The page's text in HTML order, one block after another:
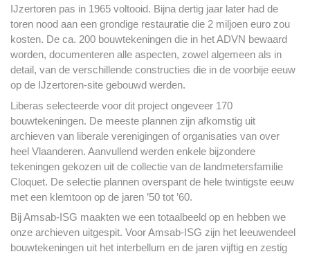
IJzertoren pas in 1965 voltooid. Bijna dertig jaar later had de
toren nood aan een grondige restauratie die 2 miljoen euro zou
kosten. De ca. 200 bouwtekeningen die in het ADVN bewaard
worden, documenteren alle aspecten, zowel algemeen als in
detail, van de verschillende constructies die in de voorbije eeuw
op de IJzertoren-site gebouwd werden.
Liberas selecteerde voor dit project ongeveer 170
bouwtekeningen. De meeste plannen zijn afkomstig uit
archieven van liberale verenigingen of organisaties van over
heel Vlaanderen. Aanvullend werden enkele bijzondere
tekeningen gekozen uit de collectie van de landmetersfamilie
Cloquet. De selectie plannen overspant de hele twintigste eeuw
met een klemtoon op de jaren ’50 tot ’60.
Bij Amsab-ISG maakten we een totaalbeeld op en hebben we
onze archieven uitgespit. Voor Amsab-ISG zijn het leeuwendeel
bouwtekeningen uit het interbellum en de jaren vijftig en zestig